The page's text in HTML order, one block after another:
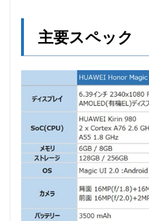
主要スペック